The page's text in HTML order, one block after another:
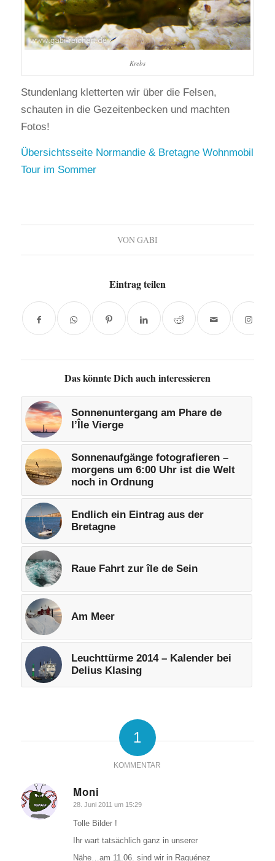
Krebs
Stundenlang kletterten wir über die Felsen,
schauten in die Gezeitenbecken und machten
Fotos!
Übersichtsseite Normandie & Bretagne Wohnmobil
Tour im Sommer
VONGABI
Eintrag teilen
Das könnte Dich auch interessieren
Sonnenuntergang am Phare de
l’Île Vierge
Sonnenaufgänge fotografieren –
morgens um 6:00 Uhr ist die Welt
noch in Ordnung
Endlich ein Eintrag aus der
Bretagne
Raue Fahrt zur île de Sein
Am Meer
Leuchttürme 2014 – Kalender bei
Delius Klasing
1
KOMMENTAR
Moni
sagte:
28. Juni 2011 um 15:29
Tolle Bilder !
Ihr wart tatsächlich ganz in unserer
Nähe…am 11.06. sind wir in Raguénez